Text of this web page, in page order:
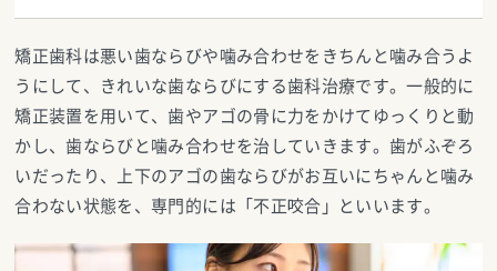
矯正歯科は悪い歯ならびや噛み合わせをきちんと噛み合うよ
うにして、きれいな歯ならびにする歯科治療です。一般的に
矯正装置を用いて、歯やアゴの骨に力をかけてゆっくりと動
かし、歯ならびと噛み合わせを治していきます。歯がふぞろ
いだったり、上下のアゴの歯ならびがお互いにちゃんと噛み
合わない状態を、専門的には「不正咬合」といいます。